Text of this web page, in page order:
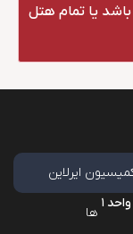
یا تمام هتل
ایرلاین
ها